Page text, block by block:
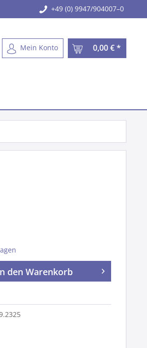
+49 (0) 9947/904007–0
Mein Konto 0,00 € *
den Warenkorb